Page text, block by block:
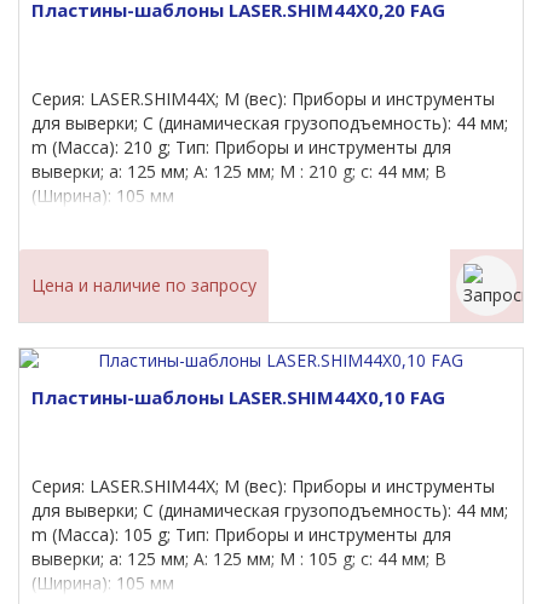
Пластины-шаблоны LASER.SHIM44X0,20 FAG
Серия: LASER.SHIM44X; M (вес): Приборы и инструменты
для выверки; C (динамическая грузоподъемность): 44 мм;
m (Масса): 210 g; Тип: Приборы и инструменты для
выверки; a: 125 мм; A: 125 мм; M : 210 g; c: 44 мм; B
(Ширина): 105 мм
Цена и наличие по запросу
Пластины-шаблоны LASER.SHIM44X0,10 FAG
Серия: LASER.SHIM44X; M (вес): Приборы и инструменты
для выверки; C (динамическая грузоподъемность): 44 мм;
m (Масса): 105 g; Тип: Приборы и инструменты для
выверки; a: 125 мм; A: 125 мм; M : 105 g; c: 44 мм; B
(Ширина): 105 мм